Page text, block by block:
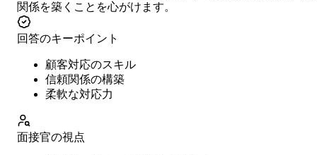
関係を築くことを心がけます。
回答のキーポイント
顧客対応のスキル
信頼関係の構築
柔軟な対応力
面接官の視点